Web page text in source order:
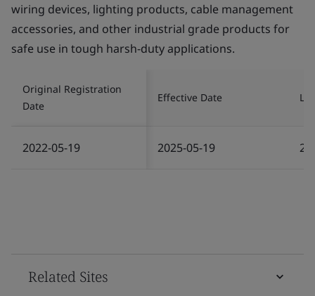
wiring devices, lighting products, cable management
accessories, and other industrial grade products for
safe use in tough harsh-duty applications.
Original Registration
Date
Effective Date
2022-05-19 2025-05-19
Related Sites